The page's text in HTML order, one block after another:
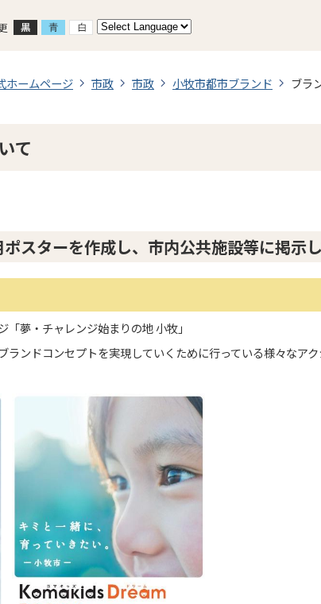
ホームページ 市政 市政 小牧市都市ブランド ブラ
て
スターを作成し、市内公共施設等に掲示
夢・チャレンジ始まりの地 小牧」
ランドコンセプトを実現していくために行っている様々なア